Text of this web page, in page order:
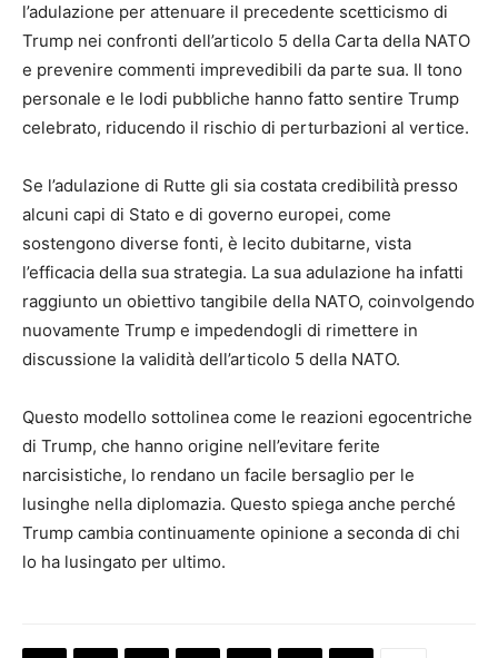
l’adulazione per attenuare il precedente scetticismo di
Trump nei confronti dell’articolo 5 della Carta della NATO
e prevenire commenti imprevedibili da parte sua. Il tono
personale e le lodi pubbliche hanno fatto sentire Trump
celebrato, riducendo il rischio di perturbazioni al vertice.
Se l’adulazione di Rutte gli sia costata credibilità presso
alcuni capi di Stato e di governo europei, come
sostengono diverse fonti, è lecito dubitarne, vista
l’efficacia della sua strategia. La sua adulazione ha infatti
raggiunto un obiettivo tangibile della NATO, coinvolgendo
nuovamente Trump e impedendogli di rimettere in
discussione la validità dell’articolo 5 della NATO.
Questo modello sottolinea come le reazioni egocentriche
di Trump, che hanno origine nell’evitare ferite
narcisistiche, lo rendano un facile bersaglio per le
lusinghe nella diplomazia. Questo spiega anche perché
Trump cambia continuamente opinione a seconda di chi
lo ha lusingato per ultimo.